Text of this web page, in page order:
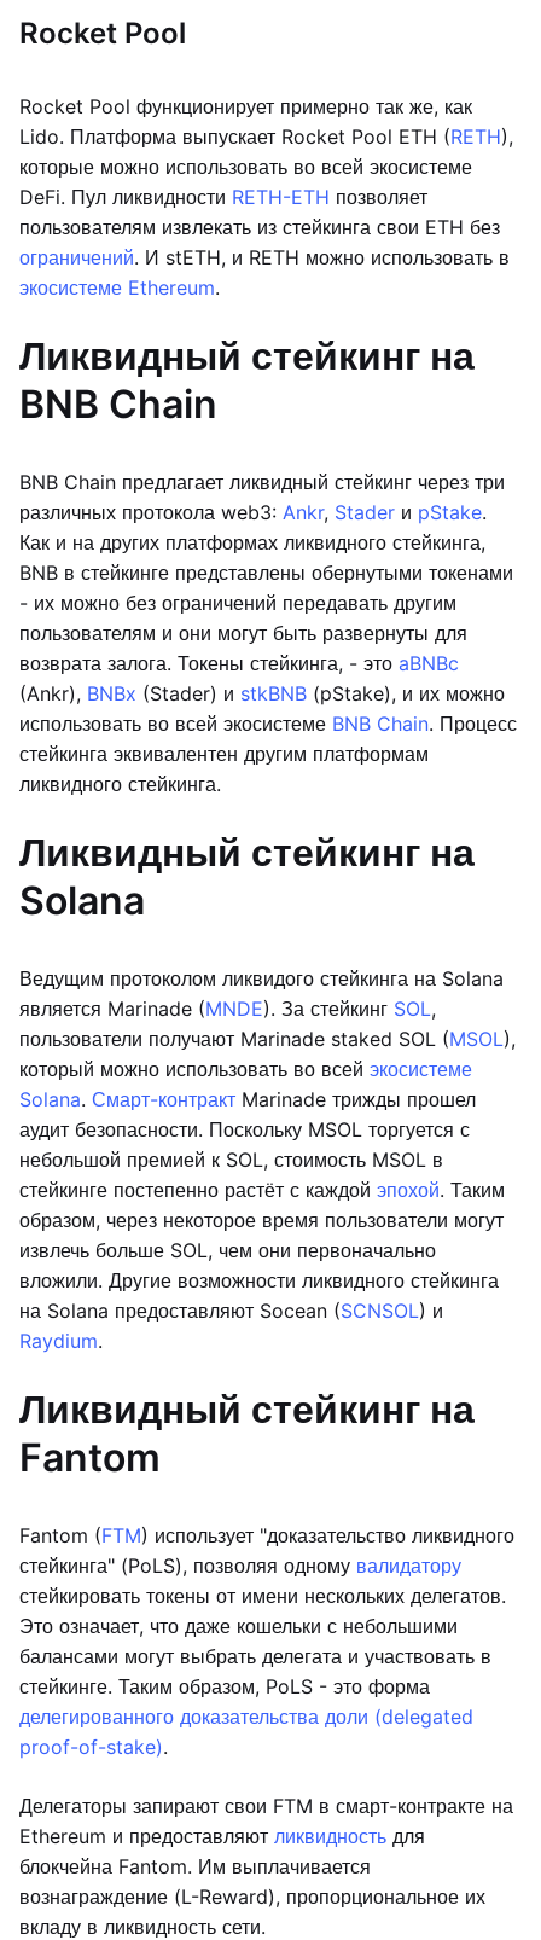
Rocket Pool
Rocket Pool функционирует примерно так же, как
Lido. Платформа выпускает Rocket Pool ETH (RETH),
которые можно использовать во всей экосистеме
DeFi. Пул ликвидности RETH-ETH позволяет
пользователям извлекать из стейкинга свои ETH без
ограничений. И stETH, и RETH можно использовать в
экосистеме Ethereum.
Ликвидный стейкинг на
BNB Chain
BNB Chain предлагает ликвидный стейкинг через три
различных протокола web3: Ankr, Stader и pStake.
Как и на других платформах ликвидного стейкинга,
BNB в стейкинге представлены обернутыми токенами
- их можно без ограничений передавать другим
пользователям и они могут быть развернуты для
возврата залога. Токены стейкинга, - это aBNBc
(Ankr), BNBx (Stader) и stkBNB (pStake), и их можно
использовать во всей экосистеме BNB Chain. Процесс
стейкинга эквивалентен другим платформам
ликвидного стейкинга.
Ликвидный стейкинг на
Solana
Ведущим протоколом ликвидого стейкинга на Solana
является Marinade (MNDE). За стейкинг SOL,
пользователи получают Marinade staked SOL (MSOL),
который можно использовать во всей экосистеме
Solana. Смарт-контракт Marinade трижды прошел
аудит безопасности. Поскольку MSOL торгуется с
небольшой премией к SOL, стоимость MSOL в
стейкинге постепенно растёт с каждой эпохой. Таким
образом, через некоторое время пользователи могут
извлечь больше SOL, чем они первоначально
вложили. Другие возможности ликвидного стейкинга
на Solana предоставляют Socean (SCNSOL) и
Raydium.
Ликвидный стейкинг на
Fantom
Fantom (FTM) использует "доказательство ликвидного
стейкинга" (PoLS), позволяя одному валидатору
стейкировать токены от имени нескольких делегатов.
Это означает, что даже кошельки с небольшими
балансами могут выбрать делегата и участвовать в
стейкинге. Таким образом, PoLS - это форма
делегированного доказательства доли (delegated
proof-of-stake).
Делегаторы запирают свои FTM в смарт-контракте на
Ethereum и предоставляют ликвидность для
блокчейна Fantom. Им выплачивается
вознаграждение (L-Reward), пропорциональное их
вкладу в ликвидность сети.